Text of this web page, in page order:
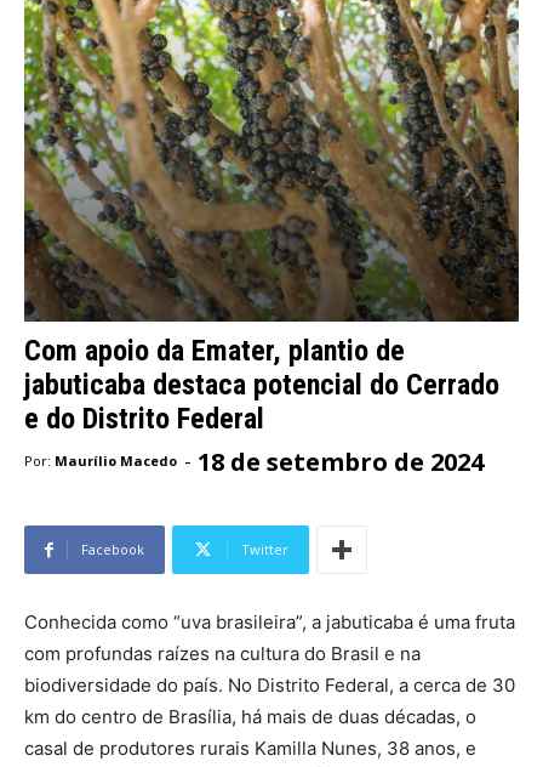
Com apoio da Emater, plantio de
jabuticaba destaca potencial do Cerrado
e do Distrito Federal
Por: Maurílio Macedo - 18 de setembro de 2024
Facebook Twitter
Conhecida como “uva brasileira”, a jabuticaba é uma fruta
com profundas raízes na cultura do Brasil e na
biodiversidade do país. No Distrito Federal, a cerca de 30
km do centro de Brasília, há mais de duas décadas, o
casal de produtores rurais Kamilla Nunes, 38 anos, e